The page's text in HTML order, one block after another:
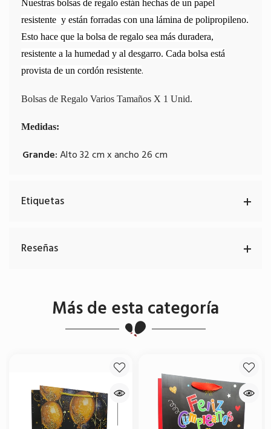
Nuestras bolsas de regalo están hechas de un papel
resistente y están forradas con una lámina de polipropileno.
Esto hace que la bolsa de regalo sea más duradera,
resistente a la humedad y al desgarro. Cada bolsa está
provista de un cordón resistente.
Bolsas de Regalo Varios Tamaños X 1 Unid.
Medidas:
Grande:Alto 32 cm x ancho 26 cm
Etiquetas
Reseñas
Más de esta categoría